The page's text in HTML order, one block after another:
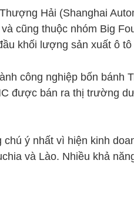
Hải (Shanghai
cũng thuộc nhóm Big
khối lượng sản xuất ô
công nghiệp bốn
được bán ra thị trường
ý nhất vì hiện kinh
và Lào. Nhiều khả